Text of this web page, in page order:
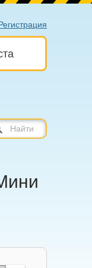
Найти